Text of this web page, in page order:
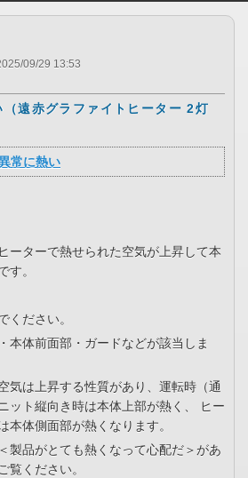
09/29 13:53
（遠赤グラファイトヒーター 2灯
常に熱い
ーターで熱せられた空気が上昇して本
す。
ください。
本体前面部・ガードなどが該当しま
気は上昇する性質があり、運転時（通
ット縦向き時は本体上部が熱く、 ヒー
本体側面部が熱くなります。
製品がとても熱くなって心配だ＞があ
覧ください。